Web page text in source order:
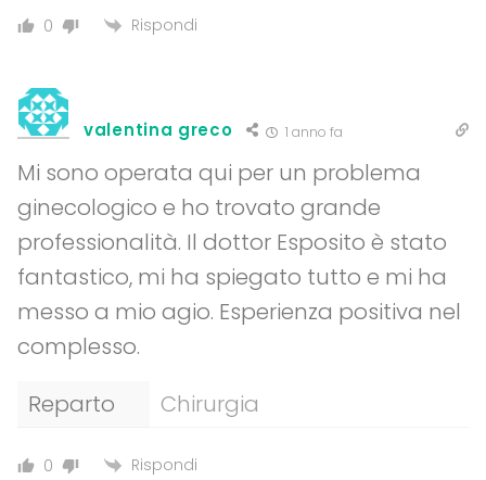
0 Rispondi
valentina greco 1 anno fa
Mi sono operata qui per un problema
ginecologico e ho trovato grande
professionalità. Il dottor Esposito è stato
fantastico, mi ha spiegato tutto e mi ha
messo a mio agio. Esperienza positiva nel
complesso.
Reparto
Chirurgia
0 Rispondi